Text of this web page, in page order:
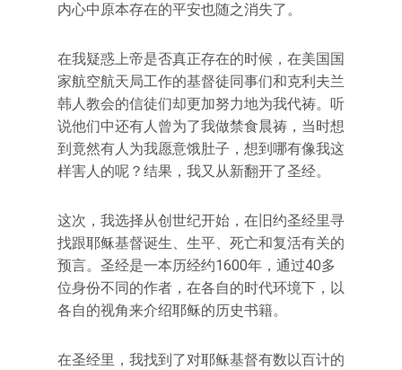
内心中原本存在的平安也随之消失了。
在我疑惑上帝是否真正存在的时候，在美国国
家航空航天局工作的基督徒同事们和克利夫兰
韩人教会的信徒们却更加努力地为我代祷。听
说他们中还有人曾为了我做禁食晨祷，当时想
到竟然有人为我愿意饿肚子，想到哪有像我这
样害人的呢？结果，我又从新翻开了圣经。
这次，我选择从创世纪开始，在旧约圣经里寻
找跟耶稣基督诞生、生平、死亡和复活有关的
预言。圣经是一本历经约1600年，通过40多
位身份不同的作者，在各自的时代环境下，以
各自的视角来介绍耶稣的历史书籍。
在圣经里，我找到了对耶稣基督有数以百计的